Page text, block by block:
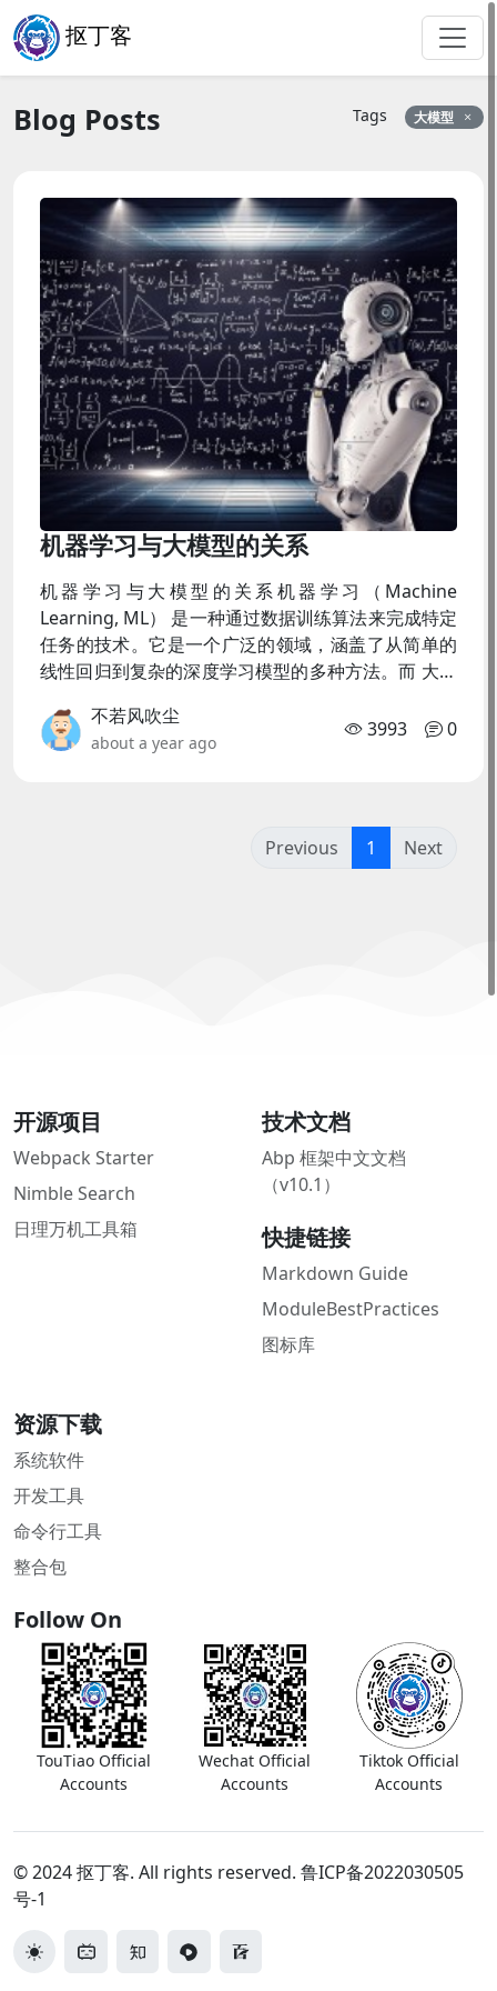
抠丁客
Blog Posts Tags 大模型
机器学习与大模型的关系
机器学习与大模型的关系机器学习（Machine
Learning, ML） 是一种通过数据训练算法来完成特定
任务的技术。它是一个广泛的领域，涵盖了从简单的
线性回归到复杂的深度学习模型的多种方法。而 大模
不若风吹尘
about a year ago
3993 0
Previous 1 (current)
Next
开源项目
Webpack Starter
Nimble Search
日理万机工具箱
技术文档
Abp 框架中文文档
（v10.1）
快捷链接
Markdown Guide
ModuleBestPractices
图标库
资源下载
系统软件
开发工具
命令行工具
整合包
Follow On
TouTiao Official
Accounts
Wechat Official
Accounts
Tiktok Official
Accounts
© 2024 抠丁客. All rights reserved. 鲁ICP备2022030505
号-1
切换主题